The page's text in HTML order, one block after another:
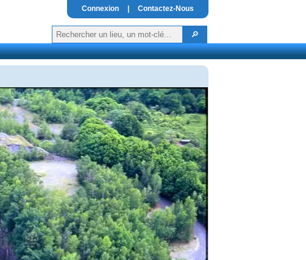
Connexion Contactez-Nous